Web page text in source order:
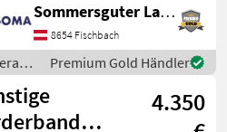
Antrieb 380V. 4, 5
Variante sind auf
und sofort Verf
Sommersguter Landmaschinen GmbH
8654 Fischbach
Premium Gold Händler
4.350